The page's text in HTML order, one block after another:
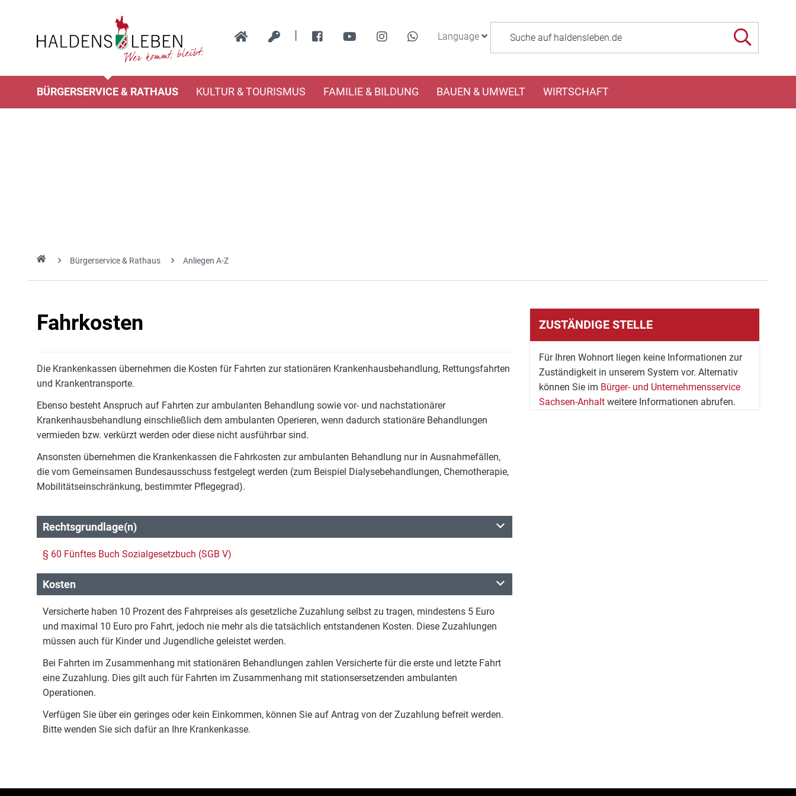
| Language
BÜRGERSERVICE & RATHAUS KULTUR & TOURISMUS FAMILIE & BILDUNG BAUEN & UMWELT WIRTSCHAFT
Bürgerservice & Rathaus Anliegen A-Z
Fahrkosten
Die Krankenkassen übernehmen die Kosten für Fahrten zur stationären Krankenhausbehandlung, Rettungsfahrten
und Krankentransporte.
Ebenso besteht Anspruch auf Fahrten zur ambulanten Behandlung sowie vor- und nachstationärer
Krankenhausbehandlung einschließlich dem ambulanten Operieren, wenn dadurch stationäre Behandlungen
vermieden bzw. verkürzt werden oder diese nicht ausführbar sind.
Ansonsten übernehmen die Krankenkassen die Fahrkosten zur ambulanten Behandlung nur in Ausnahmefällen,
die vom Gemeinsamen Bundesausschuss festgelegt werden (zum Beispiel Dialysebehandlungen, Chemotherapie,
Mobilitätseinschränkung, bestimmter Pflegegrad).
Rechtsgrundlage(n)
§ 60 Fünftes Buch Sozialgesetzbuch (SGB V)
Kosten
Versicherte haben 10 Prozent des Fahrpreises als gesetzliche Zuzahlung selbst zu tragen, mindestens 5 Euro
und maximal 10 Euro pro Fahrt, jedoch nie mehr als die tatsächlich entstandenen Kosten. Diese Zuzahlungen
müssen auch für Kinder und Jugendliche geleistet werden.
Bei Fahrten im Zusammenhang mit stationären Behandlungen zahlen Versicherte für die erste und letzte Fahrt
eine Zuzahlung. Dies gilt auch für Fahrten im Zusammenhang mit stationsersetzenden ambulanten
Operationen.
Verfügen Sie über ein geringes oder kein Einkommen, können Sie auf Antrag von der Zuzahlung befreit werden.
Bitte wenden Sie sich dafür an Ihre Krankenkasse.
ZUSTÄNDIGE STELLE
Für Ihren Wohnort liegen keine Informationen zur
Zuständigkeit in unserem System vor. Alternativ
können Sie im Bürger- und Unternehmensservice
Sachsen-Anhalt weitere Informationen abrufen.